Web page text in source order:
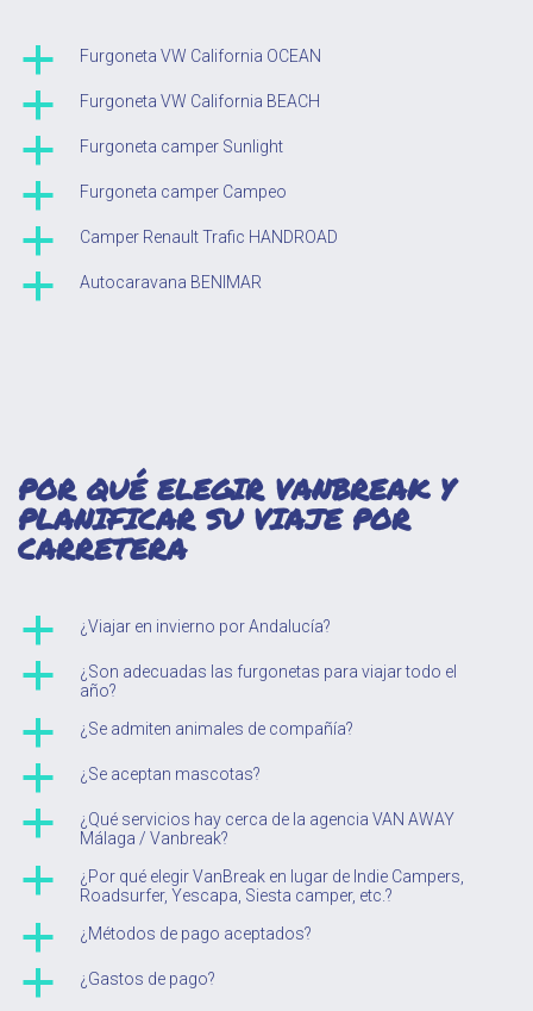
a Furgoneta VW California OCEAN
a Furgoneta VW California BEACH
a Furgoneta camper Sunlight
a Furgoneta camper Campeo
a Camper Renault Trafic HANDROAD
a Autocaravana BENIMAR
POR QUÉ ELEGIR VANBREAK Y
PLANIFICAR SU VIAJE POR
CARRETERA
a ¿Viajar en invierno por Andalucía?
a
¿Son adecuadas las furgonetas para viajar todo el
año?
a ¿Se admiten animales de compañía?
a ¿Se aceptan mascotas?
a
¿Qué servicios hay cerca de la agencia VAN AWAY
Málaga / Vanbreak?
a
¿Por qué elegir VanBreak en lugar de Indie Campers,
Roadsurfer, Yescapa, Siesta camper, etc.?
a ¿Métodos de pago aceptados?
a ¿Gastos de pago?